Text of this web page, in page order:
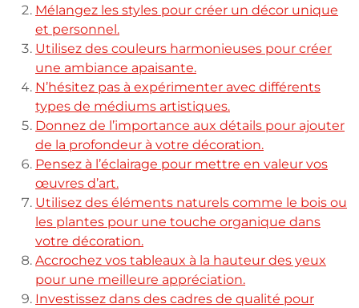
Mélangez les styles pour créer un décor unique
et personnel.
Utilisez des couleurs harmonieuses pour créer
une ambiance apaisante.
N’hésitez pas à expérimenter avec différents
types de médiums artistiques.
Donnez de l’importance aux détails pour ajouter
de la profondeur à votre décoration.
Pensez à l’éclairage pour mettre en valeur vos
œuvres d’art.
Utilisez des éléments naturels comme le bois ou
les plantes pour une touche organique dans
votre décoration.
Accrochez vos tableaux à la hauteur des yeux
pour une meilleure appréciation.
Investissez dans des cadres de qualité pour